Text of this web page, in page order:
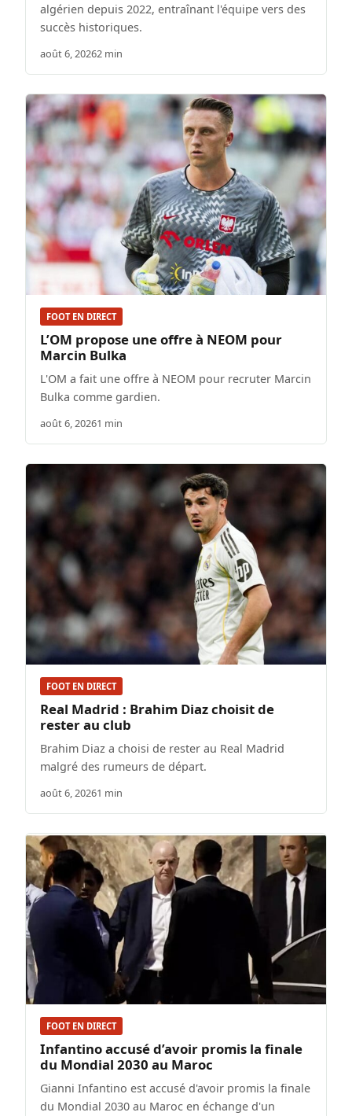
algérien depuis 2022, entraînant l'équipe vers des
succès historiques.
août 6, 20262 min
FOOT EN DIRECT
L’OM propose une offre à NEOM pour
Marcin Bulka
L'OM a fait une offre à NEOM pour recruter Marcin
Bulka comme gardien.
août 6, 20261 min
FOOT EN DIRECT
Real Madrid : Brahim Diaz choisit de
rester au club
Brahim Diaz a choisi de rester au Real Madrid
malgré des rumeurs de départ.
août 6, 20261 min
FOOT EN DIRECT
Infantino accusé d’avoir promis la finale
du Mondial 2030 au Maroc
Gianni Infantino est accusé d'avoir promis la finale
du Mondial 2030 au Maroc en échange d'un